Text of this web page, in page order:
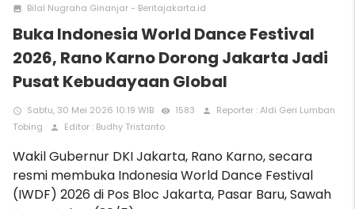
photo Bilal Nugraha Ginanjar - Beritajakarta.id
Buka Indonesia World Dance Festival
2026, Rano Karno Dorong Jakarta Jadi
Pusat Kebudayaan Global
access_time Sabtu, 30 Mei 2026 10:19 WIB remove_red_eye 1583 person
Reporter : Aldi Geri Lumban
Tobing
person Editor : Budhy Tristanto
Wakil Gubernur DKI Jakarta, Rano Karno, secara
resmi membuka Indonesia World Dance Festival
(IWDF) 2026 di Pos Bloc Jakarta, Pasar Baru, Sawah